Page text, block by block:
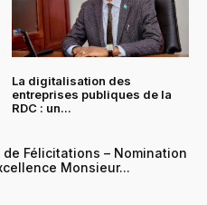
La digitalisation des
entreprises publiques de la
RDC : un...
de Félicitations – Nomination
Monsieur...